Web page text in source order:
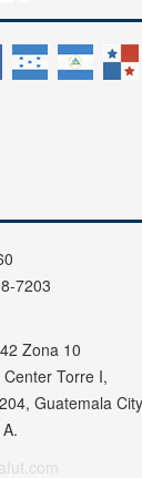
7203
Zona 10
Torre I,
Guatemala City